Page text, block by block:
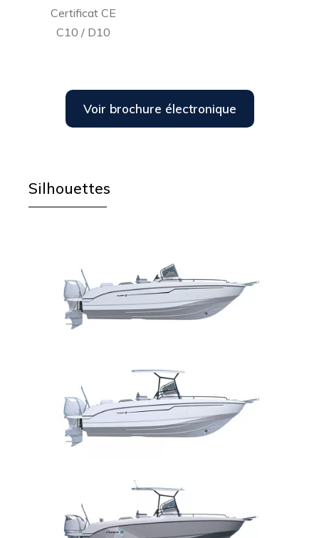
Certificat CE
C10 / D10
Voir brochure électronique
Silhouettes